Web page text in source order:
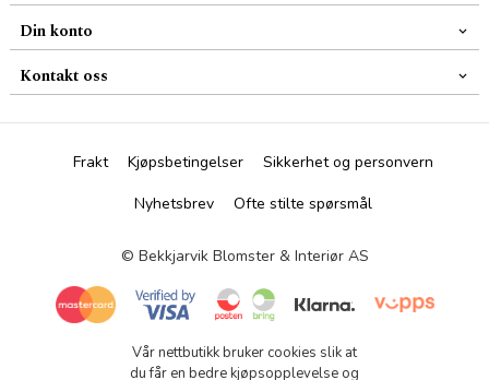
Din konto
Kontakt oss
Frakt Kjøpsbetingelser
Sikkerhet og personvern
Nyhetsbrev
Ofte stilte spørsmål
© Bekkjarvik Blomster & Interiør AS
Vår nettbutikk bruker cookies slik at
du får en bedre kjøpsopplevelse og